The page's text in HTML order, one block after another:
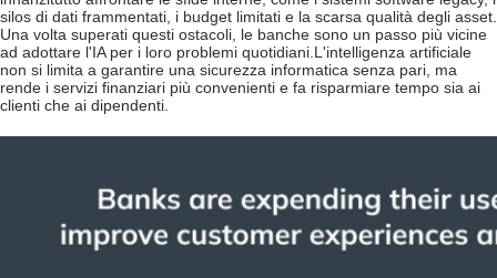
silos di dati frammentati, i budget limitati e la scarsa qualità degli asset.
Una volta superati questi ostacoli, le banche sono un passo più vicine
ad adottare l'IA per i loro problemi quotidiani.L'intelligenza artificiale
non si limita a garantire una sicurezza informatica senza pari, ma
rende i servizi finanziari più convenienti e fa risparmiare tempo sia ai
clienti che ai dipendenti.